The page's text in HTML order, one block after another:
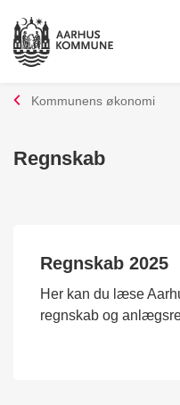
Kommunens økonomi
Regnskab
Regnskab 2025
Her kan du læse
regnskab og